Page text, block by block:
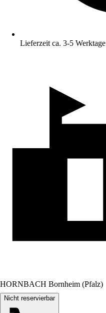
Lieferzeit ca. 3-5 Werktage
HORNBACH Bornheim (Pfalz)
Nicht reservierbar